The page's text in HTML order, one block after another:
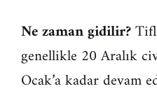
Ne zaman gidilir?
genellikle 20 Aralık
Ocak’a kadar devam